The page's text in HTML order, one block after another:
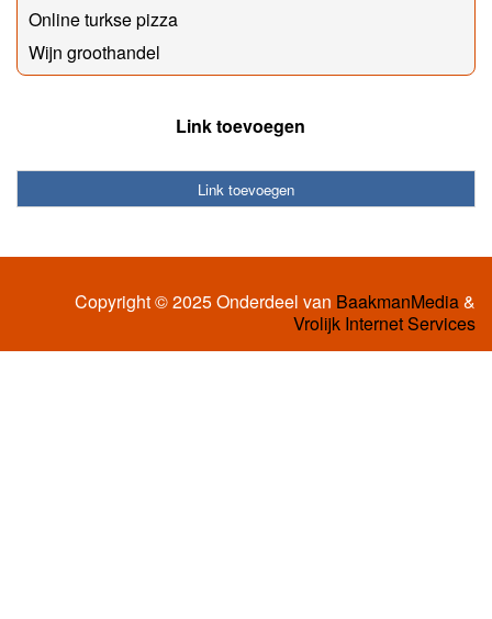
Online turkse pizza
Wijn groothandel
Link toevoegen
Link toevoegen
Copyright © 2025 Onderdeel van BaakmanMedia&
Vrolijk Internet Services